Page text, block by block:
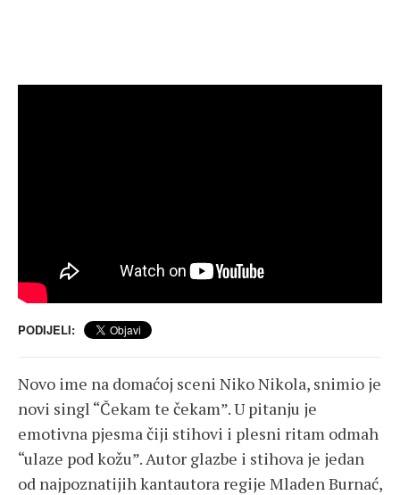
PODIJELI:
Novo ime na domaćoj sceni Niko Nikola, snimio je
novi singl “Čekam te čekam”. U pitanju je
emotivna pjesma čiji stihovi i plesni ritam odmah
“ulaze pod kožu”. Autor glazbe i stihova je jedan
od najpoznatijih kantautora regije Mladen Burnać,